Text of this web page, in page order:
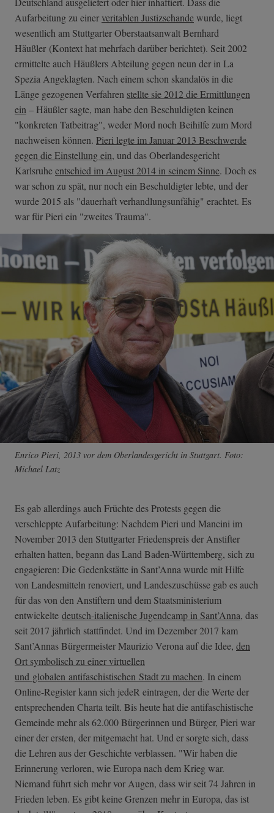
Aufarbeitung zu einerveritablen Justizschandewurde, liegt
wesentlich am Stuttgarter Oberstaatsanwalt Bernhard
Häußler (Kontext hat mehrfach darüber berichtet). Seit 2002
ermittelte auch Häußlers Abteilung gegen neun der in La
Spezia Angeklagten. Nach einem schon skandalös in die
Länge gezogenen Verfahren stellte sie 2012 die Ermittlungen
ein– Häußler sagte, man habe den Beschuldigten keinen
"konkreten Tatbeitrag", weder Mord noch Beihilfe zum Mord
nachweisen können. Pieri legte im Januar 2013 Beschwerde
gegen die Einstellung ein, und das Oberlandesgericht
Karlsruheentschied im August 2014 in seinem Sinne. Doch es
war schon zu spät, nur noch ein Beschuldigter lebte, und der
wurde 2015 als "dauerhaft verhandlungsunfähig" erachtet. Es
war für Pieri ein "zweites Trauma".
Enrico Pieri, 2013 vor dem Oberlandesgericht in Stuttgart. Foto:
Michael Latz
Es gab allerdings auch Früchte des Protests gegen die
verschleppte Aufarbeitung: Nachdem Pieri und Mancini im
November 2013 den Stuttgarter Friedenspreis der Anstifter
erhalten hatten, begann das Land Baden-Württemberg, sich zu
engagieren: Die Gedenkstätte in Sant’Anna wurde mit Hilfe
von Landesmitteln renoviert, und Landeszuschüsse gab es auch
für das von den Anstiftern und dem Staatsministerium
entwickelte deutsch-italienische Jugendcamp in Sant’Anna, das
seit 2017 jährlich stattfindet. Und im Dezember 2017 kam
Sant’Annas Bürgermeister Maurizio Verona auf die Idee, den
Ort symbolisch zu einer virtuellen
und globalen antifaschistischen Stadt zu machen. In einem
Online-Register kann sich jedeR eintragen, der die Werte der
entsprechenden Charta teilt. Bis heute hat die antifaschistische
Gemeinde mehr als 62.000 Bürgerinnen und Bürger, Pieri war
einer der ersten, der mitgemacht hat. Und er sorgte sich, dass
die Lehren aus der Geschichte verblassen. "Wir haben die
Erinnerung verloren, wie Europa nach dem Krieg war.
Niemand führt sich mehr vor Augen, dass wir seit 74 Jahren in
Frieden leben. Es gibt keine Grenzen mehr in Europa, das ist